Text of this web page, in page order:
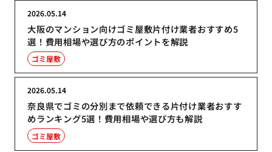
大阪のマンション向けゴミ屋敷片付け業者おすすめ5
選！費用相場や選び方のポイントを解説
2026.05.14
ゴミ屋敷
奈良県でゴミの分別まで依頼できる片付け業者おすす
めランキング5選！費用相場や選び方も解説
2026.05.14
ゴミ屋敷